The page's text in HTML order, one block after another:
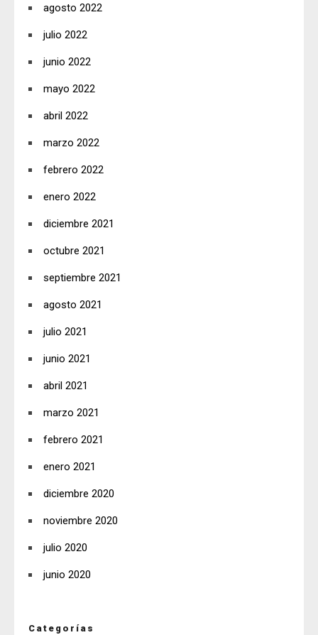
agosto 2022
julio 2022
junio 2022
mayo 2022
abril 2022
marzo 2022
febrero 2022
enero 2022
diciembre 2021
octubre 2021
septiembre 2021
agosto 2021
julio 2021
junio 2021
abril 2021
marzo 2021
febrero 2021
enero 2021
diciembre 2020
noviembre 2020
julio 2020
junio 2020
Categorías